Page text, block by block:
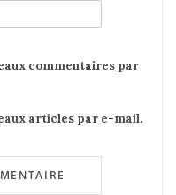
commentaires par
articles par e-mail.